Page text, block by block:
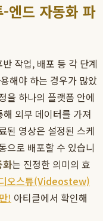
엔드 자동화 파
작업, 배포 등 각 단계
해야 하는 경우가 많았
을 하나의 플랫폼 안에
외부 데이터를 가져
된 영상은 설정된 스케
으로 배포할 수 있습니
화는 진정한 의미의 효
오스튜(Videostew)
! 아티클에서 확인해